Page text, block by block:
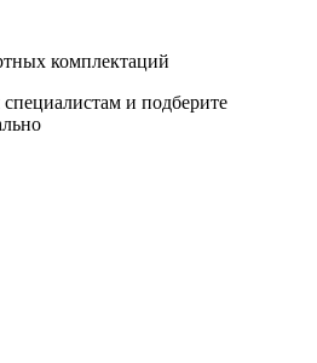
комплектаций
и подберите